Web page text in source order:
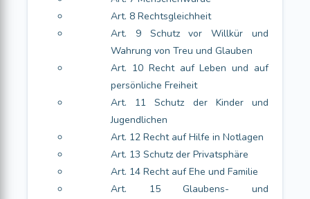
Art. 8 Rechtsgleichheit
Art. 9 Schutz vor Willkür und
Wahrung von Treu und Glauben
Art. 10 Recht auf Leben und auf
persönliche Freiheit
Art. 11 Schutz der Kinder und
Jugendlichen
Art. 12 Recht auf Hilfe in Notlagen
Art. 13 Schutz der Privatsphäre
Art. 14 Recht auf Ehe und Familie
Art. 15 Glaubens- und